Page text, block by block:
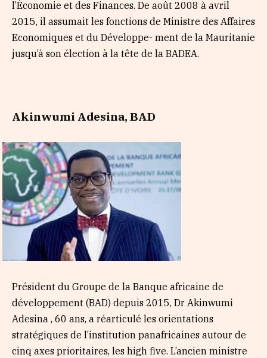
l’Économie et des Finances. De août 2008 à avril
2015, il assumait les fonctions de Ministre des Affaires
Economiques et du Développe- ment de la Mauritanie
jusqu’à son élection à la tête de la BADEA.
Akinwumi Adesina, BAD
Président du Groupe de la Banque africaine de
développement (BAD) depuis 2015, Dr Akinwumi
Adesina , 60 ans, a réarticulé les orientations
stratégiques de l’institution panafricaines autour de
cinq axes prioritaires, les high five. L’ancien ministre